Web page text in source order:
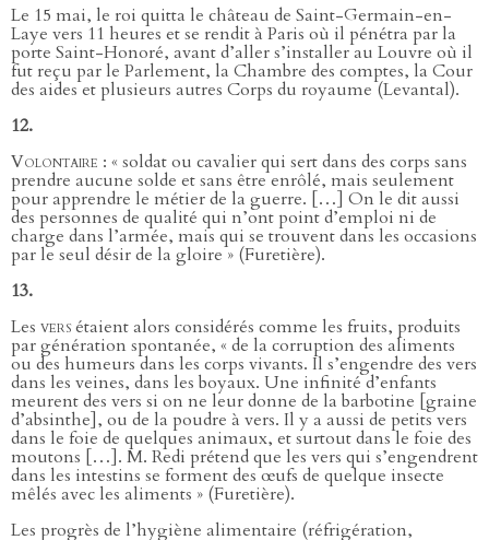
Le 15 mai, le roi quitta le château de Saint-Germain-en-
Laye vers 11 heures et se rendit à Paris où il pénétra par la
porte Saint-Honoré, avant d’aller s’installer au Louvre où il
fut reçu par le Parlement, la Chambre des comptes, la Cour
des aides et plusieurs autres Corps du royaume (Levantal).
12.
Volontaire : « soldat ou cavalier qui sert dans des corps sans
prendre aucune solde et sans être enrôlé, mais seulement
pour apprendre le métier de la guerre. […] On le dit aussi
des personnes de qualité qui n’ont point d’emploi ni de
charge dans l’armée, mais qui se trouvent dans les occasions
par le seul désir de la gloire » (Furetière).
13.
Les versétaient alors considérés comme les fruits, produits
par génération spontanée, « de la corruption des aliments
ou des humeurs dans les corps vivants. Il s’engendre des vers
dans les veines, dans les boyaux. Une infinité d’enfants
meurent des vers si on ne leur donne de la barbotine [graine
d’absinthe], ou de la poudre à vers. Il y a aussi de petits vers
dans le foie de quelques animaux, et surtout dans le foie des
moutons […]. M. Redi prétend que les vers qui s’engendrent
dans les intestins se forment des œufs de quelque insecte
mêlés avec les aliments » (Furetière).
Les progrès de l’hygiène alimentaire (réfrigération,